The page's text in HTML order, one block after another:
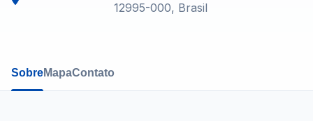
12995-000, Brasil
SobreMapaContato